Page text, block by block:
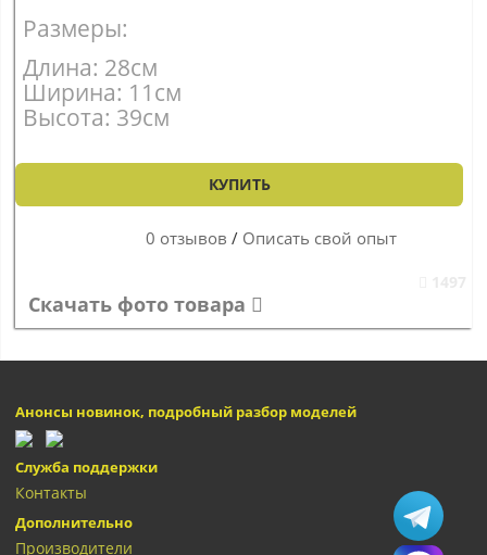
Размеры:
Длина: 28см
Ширина: 11см
Высота: 39см
КУПИТЬ
0 отзывов / Описать свой опыт
Скачать фото товара
Анонсы новинок, подробный разбор моделей
Служба поддержки
Контакты
Дополнительно
Производители